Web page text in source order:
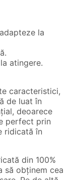
la
atingere.
caracteristici,
de luat în
deoarece
perfect prin
ridicată în
din 100%
să obținem cea